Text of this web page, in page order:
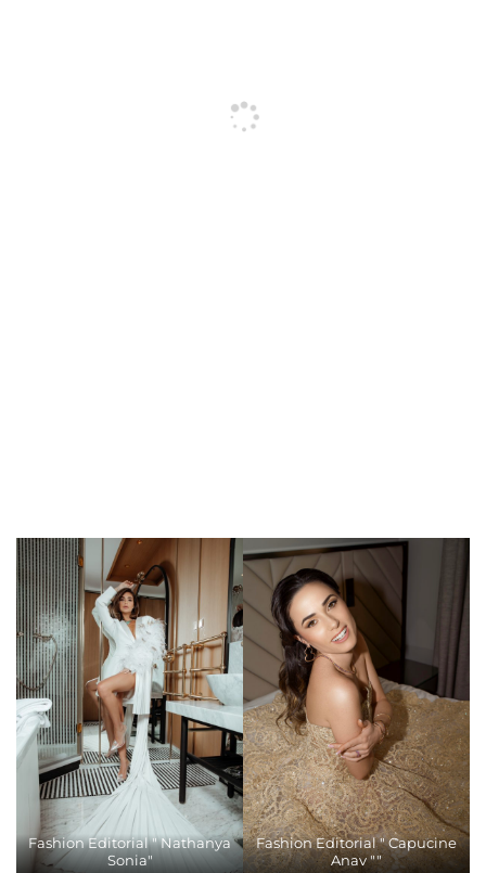
Fashion Editorial " Nathanya
Sonia"
Fashion Editorial " Capucine
Anav ""